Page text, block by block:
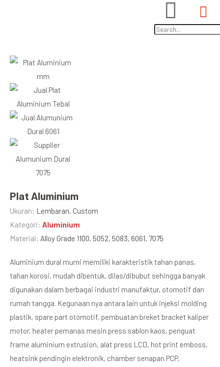
Plat Aluminium
Ukuran: Lembaran, Custom
Kategori: Aluminium
Material: Alloy Grade 1100, 5052, 5083, 6061, 7075
Aluminium dural murni memiliki karakteristik tahan panas,
tahan korosi, mudah dibentuk, dilas/dibubut sehingga banyak
digunakan dalam berbagai industri manufaktur, otomotif dan
rumah tangga. Kegunaan nya antara lain untuk injeksi molding
plastik, spare part otomotif, pembuatan breket bracket kaliper
motor, heater pemanas mesin press sablon kaos, penguat
frame aluminium extrusion, alat press LCD, hot print emboss,
heatsink pendingin elektronik, chamber senapan PCP,